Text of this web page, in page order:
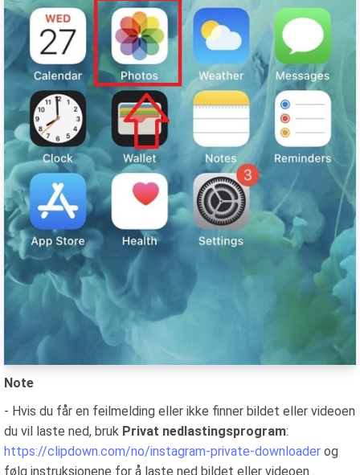
Note
- Hvis du får en feilmelding eller ikke finner bildet eller videoen
du vil laste ned, bruk Privat nedlastingsprogram:
https://clipdown.com/no/instagram-private-downloader og
følg instruksjonene for å laste ned bildet eller videoen .